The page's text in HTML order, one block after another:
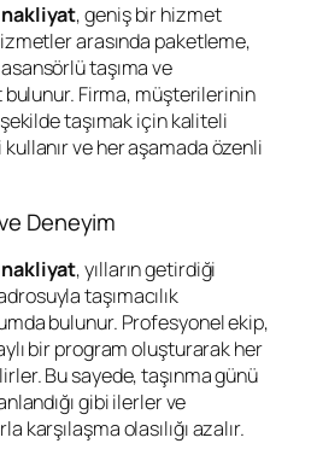
nakliyat, geniş bir hizmet
arasında paketleme,
taşıma ve
bulunur. Firma, müşterilerinin
taşımak için kaliteli
ve her aşamada özenli
Deneyim
nakliyat, yılların getirdiği
taşımacılık
bulunur. Profesyonel ekip,
bir program oluşturarak her
Bu sayede, taşınma günü
gibi ilerler ve
karşılaşma olasılığı azalır.